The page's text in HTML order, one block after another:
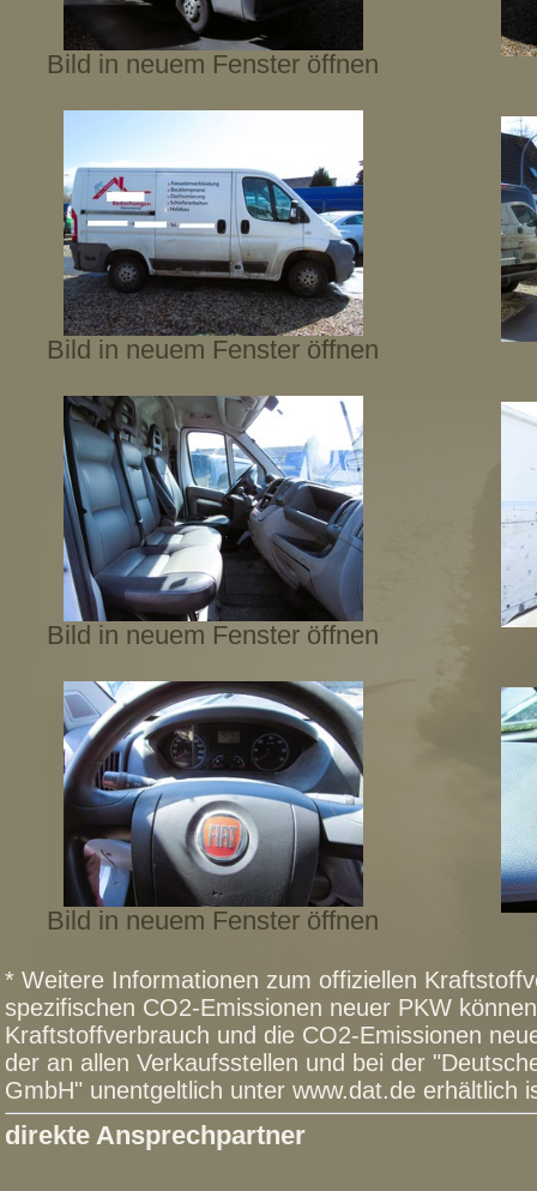
Bild in neuem Fenster öffnen
Bild in neuem Fenster öffnen
Bild in neuem Fenster öffnen
Bild in neuem Fenster öffnen
* Weitere Informationen zum offiziellen
spezifischen CO2-Emissionen neuer PKW
Kraftstoffverbrauch und die CO2-Emissionen
der an allen Verkaufsstellen und bei der
GmbH" unentgeltlich unter www.dat.de erhältlich
direkte Ansprechpartner